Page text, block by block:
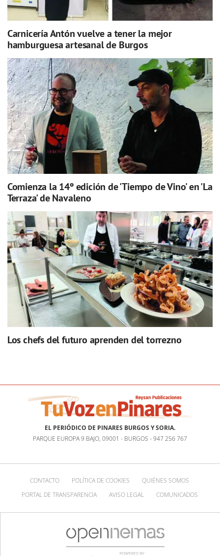
Carnicería Antón vuelve a tener la mejor
hamburguesa artesanal de Burgos
Comienza la 14º edición de 'Tiempo de Vino' en 'La
Terraza' de Navaleno
Los chefs del futuro aprenden del torrezno
EL PERIÓDICO DE PINARES BURGOS Y SORIA.
PARQUE EUROPA 9 BAJO, 09001 - BURGOS - 947 256 767
CONTACTO POLÍTICA DE COOKIES
QUIÉNES SOMOS
PORTAL DE TRANSPARENCIA
AVISO LEGAL COMUNICADOS